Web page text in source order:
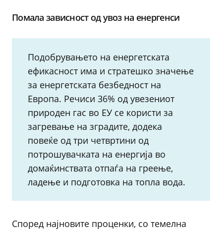
Помала зависност од увоз на енергенси
Подобрувањето на енергетската
ефикасност има и стратешко значење
за енергетската безбедност на
Европа. Речиси 36% од увезениот
природен гас во ЕУ се користи за
загревање на зградите, додека
повеќе од три четвртини од
потрошувачката на енергија во
домаќинствата отпаѓа на греење,
ладење и подготовка на топла вода.
Според најновите проценки, со темелна